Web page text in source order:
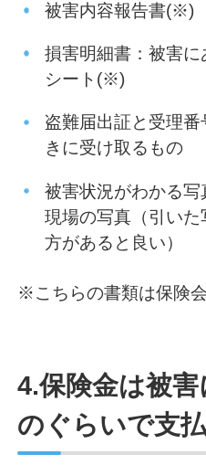
被害内容報告書(※)
損害明細書：被害
シート(※)
盗難届出証と受理
きに受け取るもの
被害状況がわかる
現場の写真（引い
方があると良い）
※こちらの書類は保険
4.保険金は被
のぐらいで支